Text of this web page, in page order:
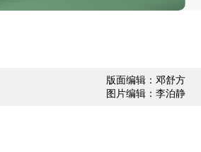
在以色列中国工友发生数起工伤、交通事故致死伤，中使馆紧急提醒
谅解备忘录不是最终协议版面编辑：邓舒方
图片编辑：李泊静